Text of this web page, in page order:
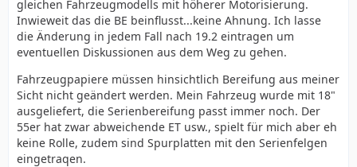
gleichen Fahrzeugmodells mit höherer Motorisierung.
Inwieweit das die BE beinflusst...keine Ahnung. Ich lasse
die Änderung in jedem Fall nach 19.2 eintragen um
eventuellen Diskussionen aus dem Weg zu gehen.
Fahrzeugpapiere müssen hinsichtlich Bereifung aus meiner
Sicht nicht geändert werden. Mein Fahrzeug wurde mit 18"
ausgeliefert, die Serienbereifung passt immer noch. Der
55er hat zwar abweichende ET usw., spielt für mich aber eh
keine Rolle, zudem sind Spurplatten mit den Serienfelgen
eingetraqen.